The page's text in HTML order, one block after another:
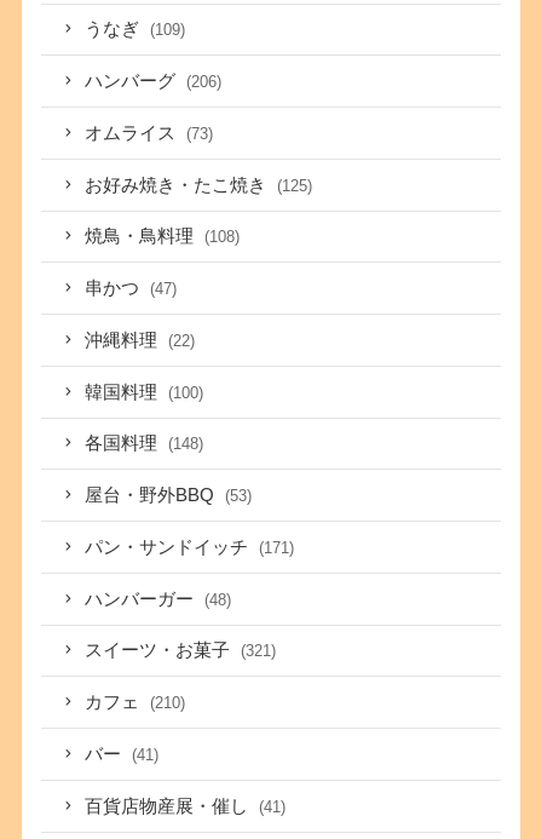
うなぎ (109)
ハンバーグ (206)
オムライス (73)
お好み焼き・たこ焼き (125)
焼鳥・鳥料理 (108)
串かつ (47)
沖縄料理 (22)
韓国料理 (100)
各国料理 (148)
屋台・野外BBQ (53)
パン・サンドイッチ (171)
ハンバーガー (48)
スイーツ・お菓子 (321)
カフェ (210)
バー (41)
百貨店物産展・催し (41)